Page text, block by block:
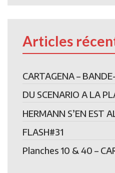
Articles
CARTAGENA –
DU SCENARIO A LA
HERMANN S’EN EST
FLASH#31
Planches 10 & 40 –